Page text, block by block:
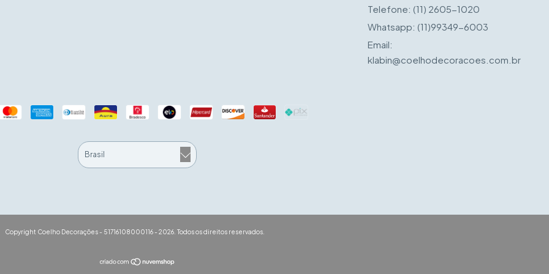
Telefone: (11) 2605-1020
Whatsapp: (11)99349-6003
Email:
klabin@coelhodecoracoes.com.br
Copyright Coelho Decorações - 51716108000116 - 2026. Todos os direitos reservados.